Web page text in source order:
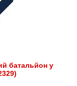
батальйон у